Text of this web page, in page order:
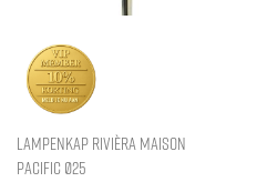
Lampenkap Rivièra Maison
Pacific Ø25